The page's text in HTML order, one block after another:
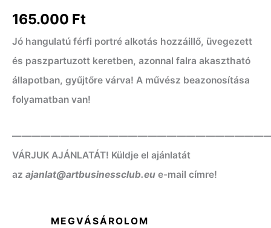
165.000 Ft
Jó hangulatú férfi portré alkotás hozzáillő, üvegezett
és paszpartuzott keretben, azonnal falra akasztható
állapotban, gyűjtőre várva! A művész beazonosítása
folyamatban van!
VÁRJUK AJÁNLATÁT! Küldje el ajánlatát
az ajanlat@artbusinessclub.eu e-mail címre!
MEGVÁSÁROLOM